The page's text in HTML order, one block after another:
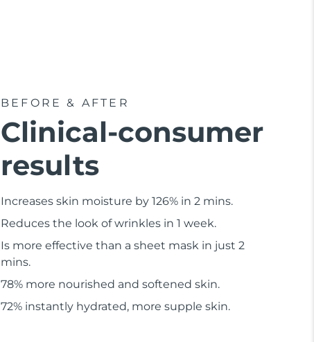
BEFORE & AFTER
Clinical-consumer
results
Increases skin moisture by 126% in 2 mins.
Reduces the look of wrinkles in 1 week.
Is more effective than a sheet mask in just 2
mins.
78% more nourished and softened skin.
72% instantly hydrated, more supple skin.